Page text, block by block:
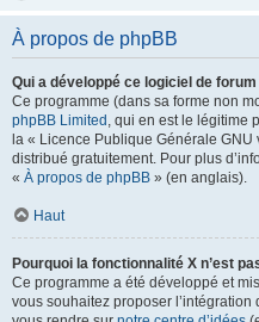
À propos de phpBB
Qui a développé ce logiciel de
Ce programme (dans sa forme non
phpBB Limited , qui en est le légitime
la « Licence Publique Générale
distribué gratuitement. Pour plus
« À propos de phpBB » (en anglais).
Haut
Pourquoi la fonctionnalité X n’est
Ce programme a été développé et
vous souhaitez proposer